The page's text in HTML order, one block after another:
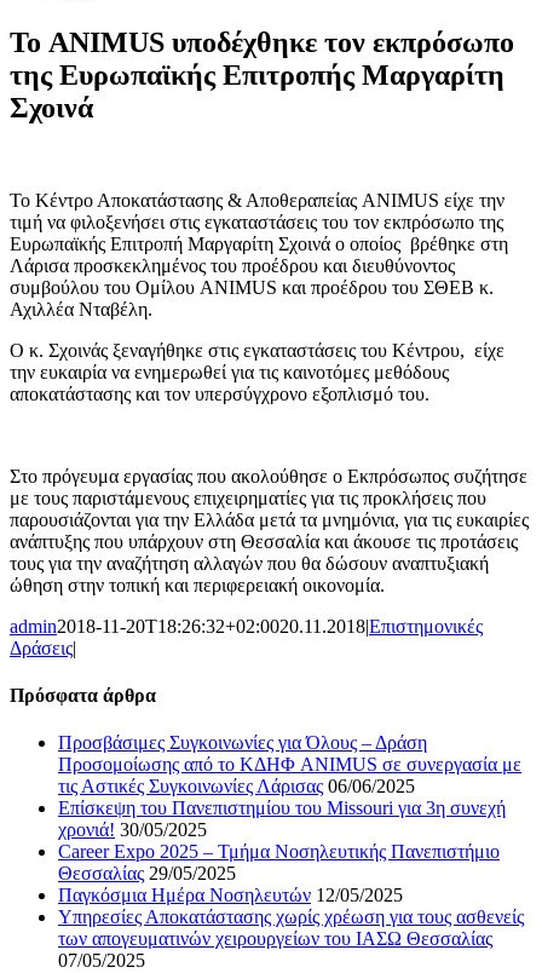
Το ANIMUS υποδέχθηκε τον εκπρόσωπο
της Ευρωπαϊκής Επιτροπής Μαργαρίτη
Σχοινά
Το Κέντρο Αποκατάστασης & Αποθεραπείας ANIMUS είχε την
τιμή να φιλοξενήσει στις εγκαταστάσεις του τον εκπρόσωπο της
Ευρωπαϊκής Επιτροπή Μαργαρίτη Σχοινά ο οποίος βρέθηκε στη
Λάρισα προσκεκλημένος του προέδρου και διευθύνοντος
συμβούλου του Ομίλου ANIMUS και προέδρου του ΣΘΕΒ κ.
Αχιλλέα Νταβέλη.
Ο κ. Σχοινάς ξεναγήθηκε στις εγκαταστάσεις του Κέντρου, είχε
την ευκαιρία να ενημερωθεί για τις καινοτόμες μεθόδους
αποκατάστασης και τον υπερσύγχρονο εξοπλισμό του.
Στο πρόγευμα εργασίας που ακολούθησε ο Εκπρόσωπος συζήτησε
με τους παριστάμενους επιχειρηματίες για τις προκλήσεις που
παρουσιάζονται για την Ελλάδα μετά τα μνημόνια, για τις ευκαιρίες
ανάπτυξης που υπάρχουν στη Θεσσαλία και άκουσε τις προτάσεις
τους για την αναζήτηση αλλαγών που θα δώσουν αναπτυξιακή
ώθηση στην τοπική και περιφερειακή οικονομία.
admin2018-11-20T18:26:32+02:0020.11.2018|Επιστημονικές
Δράσεις|
Πρόσφατα άρθρα
Προσβάσιμες Συγκοινωνίες για Όλους – Δράση
Προσομοίωσης από το ΚΔΗΦ ANIMUS σε συνεργασία με
τις Αστικές Συγκοινωνίες Λάρισας 06/06/2025
Επίσκεψη του Πανεπιστημίου του Missouri για 3η συνεχή
χρονιά! 30/05/2025
Career Expo 2025 – Τμήμα Νοσηλευτικής Πανεπιστήμιο
Θεσσαλίας 29/05/2025
Παγκόσμια Ημέρα Νοσηλευτών 12/05/2025
Υπηρεσίες Αποκατάστασης χωρίς χρέωση για τους ασθενείς
των απογευματινών χειρουργείων του ΙΑΣΩ Θεσσαλίας
07/05/2025